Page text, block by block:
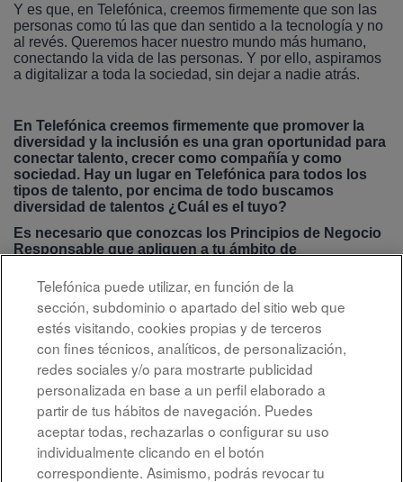
Y es que, en Telefónica, creemos firmemente que son las
personas como tú las que dan sentido a la tecnología y no
al revés. Queremos hacer nuestro mundo más humano,
conectando la vida de las personas. Y por ello, aspiramos
a digitalizar a toda la sociedad, sin dejar a nadie atrás.
En Telefónica creemos firmemente que promover la
diversidad y la inclusión es una gran oportunidad para
conectar talento, crecer como compañía y como
sociedad. Hay un lugar en Telefónica para todos los
tipos de talento, por encima de todo buscamos
diversidad de talentos ¿Cuál es el tuyo?
Es necesario que conozcas los Principios de Negocio
Responsable que apliquen a tu ámbito de
con integridad, que se comprometan con una gestión
ética y transparente, promoviendo un desarrollo social
y ambiental más justo y sostenible.
Enviar candidatura ahora »
Aviso legal
Telefónica puede utilizar, en función de la
sección, subdominio o apartado del sitio web que
estés visitando, cookies propias y de terceros
con fines técnicos, analíticos, de personalización,
redes sociales y/o para mostrarte publicidad
personalizada en base a un perfil elaborado a
partir de tus hábitos de navegación. Puedes
aceptar todas, rechazarlas o configurar su uso
individualmente clicando en el botón
correspondiente. Asimismo, podrás revocar tu